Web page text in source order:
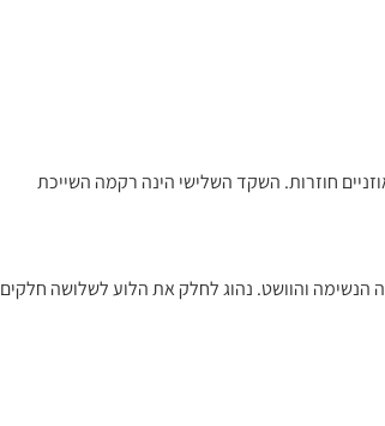
חוזרות. השקד השלישי הינה רקמה השייכת
הנשימה והוושט. נהוג לחלק את הלוע לשלושה חלקים